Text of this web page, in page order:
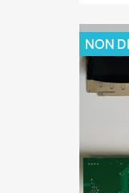
NON